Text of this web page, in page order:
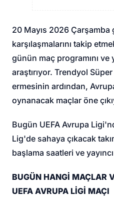
20 Mayıs 2026
karşılaşmalarını takip
günün maç programını ve
araştırıyor. Trendyol
ermesinin ardından,
oynanacak maçlar öne
Bugün UEFA Avrupa
Lig'de sahaya çıkacak
başlama saatleri ve
BUGÜN HANGİ MAÇLAR
UEFA AVRUPA LİGİ MAÇI